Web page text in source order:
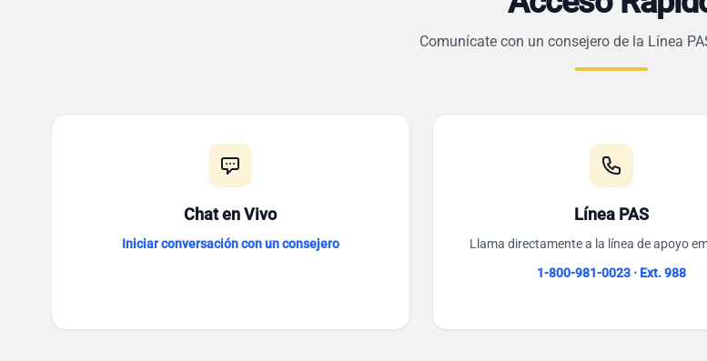
Comunícate con un consejero de la Línea
Chat en Vivo
Iniciar conversación con un consejero
Línea PAS
Llama directamente a la línea de apoyo
1-800-981-0023 · Ext. 988